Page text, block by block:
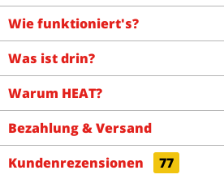
Wie funktioniert's?
Was ist drin?
Warum HEAT?
Bezahlung & Versand
Kundenrezensionen
77